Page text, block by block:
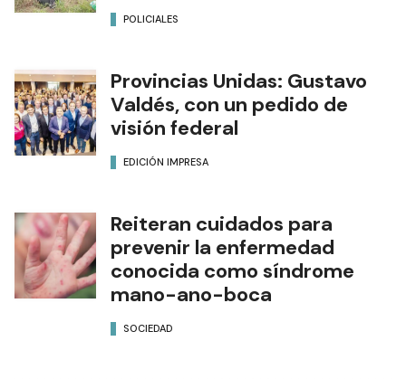
POLICIALES
Provincias Unidas: Gustavo
Valdés, con un pedido de
visión federal
EDICIÓN IMPRESA
Reiteran cuidados para
prevenir la enfermedad
conocida como síndrome
mano-ano-boca
SOCIEDAD